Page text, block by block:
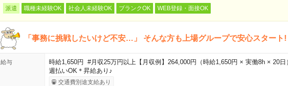
派遣 職種未経験OK 社会人未経験OK ブランクOK WEB登録・面接OK
「事務に挑戦したいけど不安…」 そんな方も上場グループで安心スタート!
給与
時給1,650円 #月収25万円以上【月収例】264,000円（時給1,650円 × 実働8h × 20
週払いOK＊昇給あり♪
交通費別途支給あり